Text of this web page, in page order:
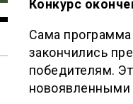
Конкурс
Сама программа
закончились
победителям.
новоявленными